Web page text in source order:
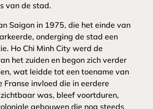
van de stad.
Saigon in 1975, die het einde van
onderging de stad een
Ho Chi Minh City werd de
het zuiden en begon zich verder
wat leidde tot een toename van
Franse invloed die in eerdere
was, bleef voortduren,
gebouwen die nog steeds